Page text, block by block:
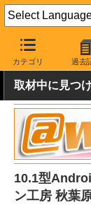
カテゴリ 過去
AKIBA PC Hotline!
取材中に見つ
10.1型
ン工房 秋葉